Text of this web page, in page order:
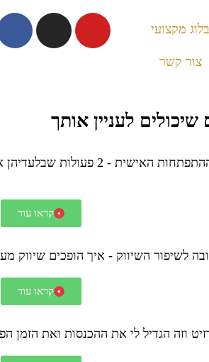
בלוג מקצועי
צור קשר
לעניין אותך
אשליית ההתפתחות האישית - 2
קראו עוד
קראו עוד
וזה הגדיל לי את ההכנסות ואת הזמן